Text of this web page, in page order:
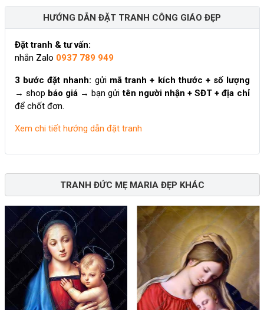
HƯỚNG DẪN ĐẶT TRANH CÔNG GIÁO ĐẸP
Đặt tranh & tư vấn:
nhắn Zalo 0937 789 949
3 bước đặt nhanh: gửi mã tranh + kích thước + số lượng
→ shop báo giá→ bạn gửitên người nhận + SĐT + địa chỉ
để chốt đơn.
Xem chi tiết hướng dẫn đặt tranh
TRANH ĐỨC MẸ MARIA ĐẸP KHÁC